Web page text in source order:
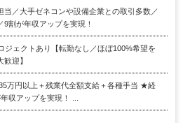
当／大手ゼネコンや設備企業との取引多数／
9割が年収アップを実現！
ジェクトあり【転勤なし／ほぼ100%希望を
迎】
35万円以上＋残業代全額支給＋各種手当 ★経
収アップを実現！ ...